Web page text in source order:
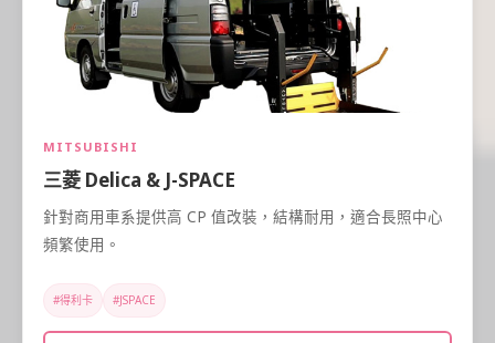
MITSUBISHI
三菱 Delica & J-SPACE
針對商用車系提供高 CP 值改裝，結構耐用，適合長照中心
頻繁使用。
#得利卡 #JSPACE